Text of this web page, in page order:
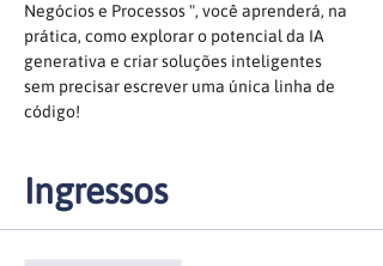
Negócios e Processos ", você aprenderá, na
prática, como explorar o potencial da IA
generativa e criar soluções inteligentes
sem precisar escrever uma única linha de
código!
Ingressos